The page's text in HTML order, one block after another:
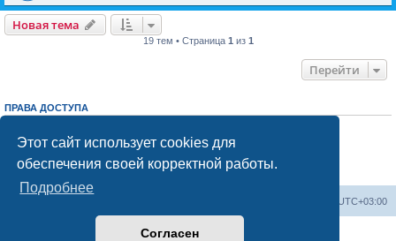
Этот сайт использует cookies для
обеспечения своей корректной работы.
Подробнее
Согласен
Новая тема
19 тем • Страница 1 из 1
Перейти
ПРАВА ДОСТУПА
Выне можетеотвечать на сообщения
Выне можетередактировать свои сообщения
Выне можетеудалять свои сообщения
добавлять вложения
UTC+03:00
Создано на основеphpBB® Forum Software © phpBB Limited